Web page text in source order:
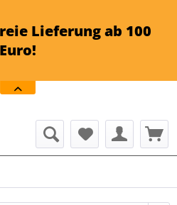
Lieferung ab 100
Euro!